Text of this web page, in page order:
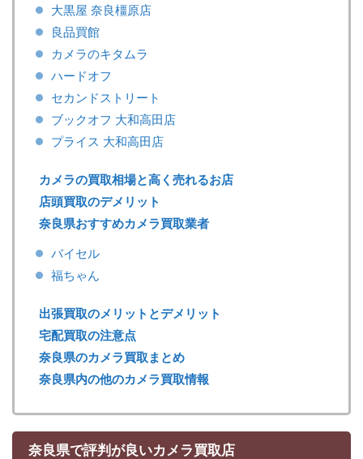
大黒屋 奈良橿原店
良品買館
カメラのキタムラ
ハードオフ
セカンドストリート
ブックオフ 大和高田店
プライス 大和高田店
カメラの買取相場と高く売れるお店
店頭買取のデメリット
奈良県おすすめカメラ買取業者
バイセル
福ちゃん
出張買取のメリットとデメリット
宅配買取の注意点
奈良県のカメラ買取まとめ
奈良県内の他のカメラ買取情報
奈良県で評判が良いカメラ買取店